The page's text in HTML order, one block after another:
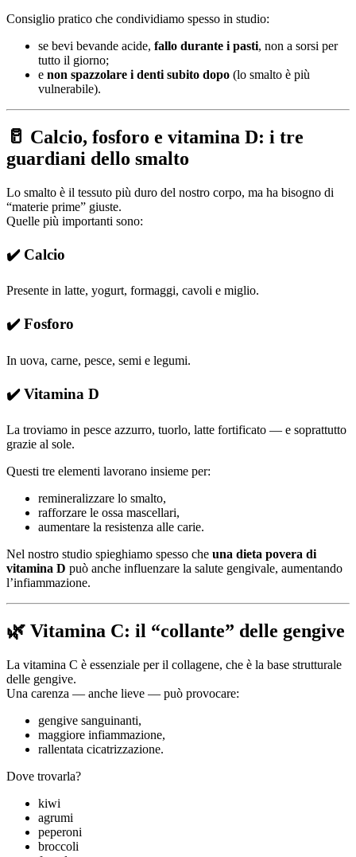
Consiglio pratico che condividiamo spesso in studio:
se bevi bevande acide, fallo durante i pasti, non a sorsi per
tutto il giorno;
e non spazzolare i denti subito dopo (lo smalto è più
vulnerabile).
🥛 Calcio, fosforo e vitamina D: i tre
guardiani dello smalto
Lo smalto è il tessuto più duro del nostro corpo, ma ha bisogno di
“materie prime” giuste.
Quelle più importanti sono:
✔️ Calcio
Presente in latte, yogurt, formaggi, cavoli e miglio.
✔️ Fosforo
In uova, carne, pesce, semi e legumi.
✔️ Vitamina D
La troviamo in pesce azzurro, tuorlo, latte fortificato — e soprattutto
grazie al sole.
Questi tre elementi lavorano insieme per:
remineralizzare lo smalto,
rafforzare le ossa mascellari,
aumentare la resistenza alle carie.
Nel nostro studio spieghiamo spesso che una dieta povera di
vitamina D può anche influenzare la salute gengivale, aumentando
l’infiammazione.
🌿 Vitamina C: il “collante” delle gengive
La vitamina C è essenziale per il collagene, che è la base strutturale
delle gengive.
Una carenza — anche lieve — può provocare:
gengive sanguinanti,
maggiore infiammazione,
rallentata cicatrizzazione.
Dove trovarla?
kiwi
agrumi
peperoni
broccoli